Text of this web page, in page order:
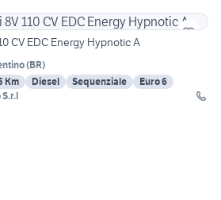
CV EDC Energy Hypnotic A
(BR)
Km Diesel Sequenziale
Euro 6